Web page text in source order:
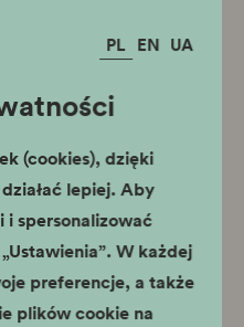
PL EN UA
(cookies), dzięki
lepiej. Aby
spersonalizować
W każdej
preferencje, a także
plików cookie na
Pankiewicz
krakowskim.
Pankiewiczu.